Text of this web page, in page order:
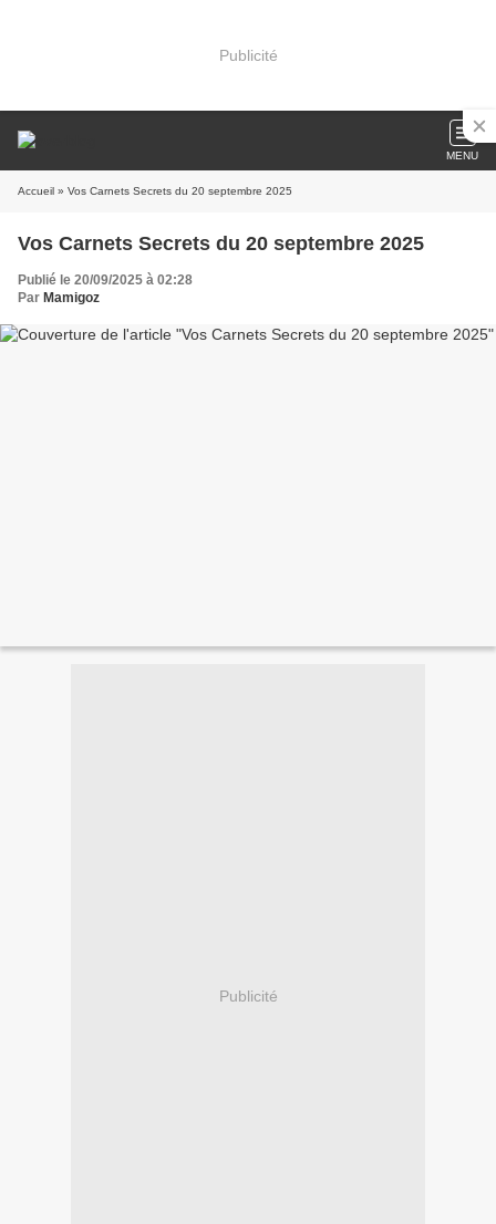
Publicité
MENU
Accueil » Vos Carnets Secrets du 20 septembre 2025
Vos Carnets Secrets du 20 septembre 2025
Publié le 20/09/2025 à 02:28
Par Mamigoz
Publicité